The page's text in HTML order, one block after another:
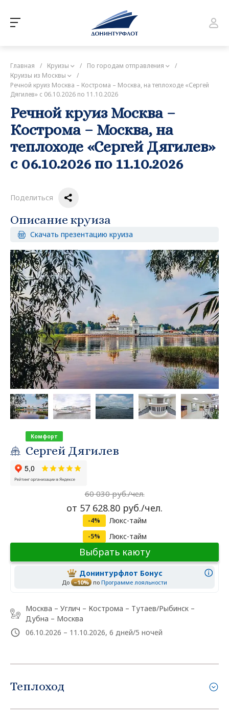
Главная / Круизы / По городам отправления
/
Круизы из Москвы
/
Речной круиз Москва – Кострома – Москва, на теплоходе «Сергей
Дягилев» с 06.10.2026 по 11.10.2026
Речной круиз Москва –
Кострома – Москва, на
теплоходе «Сергей Дягилев»
с 06.10.2026 по 11.10.2026
Поделиться
Описание круиза
Скачать презентацию круиза
Комфорт
Сергей Дягилев
60 030 руб./чел.
от 57 628.80 руб./чел.
-4% Люкс-тайм
-5% Люкс-тайм
Выбрать каюту
Донинтурфлот Бонус
До –10% по Программе лояльности
Москва – Углич – Кострома – Тутаев/Рыбинск –
Дубна – Москва
06.10.2026 – 11.10.2026, 6 дней/5 ночей
Теплоход